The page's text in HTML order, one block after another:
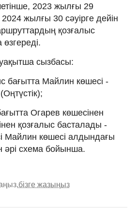
2023 жылғы 29
жылғы 30 сәуірге дейін
қозғалыс
сызбасы:
Майлин көшесі -
Огарев көшесінен
қозғалыс басталады -
Майлин көшесі алдындағы
әрі схема бойынша.
бізге жазыңыз